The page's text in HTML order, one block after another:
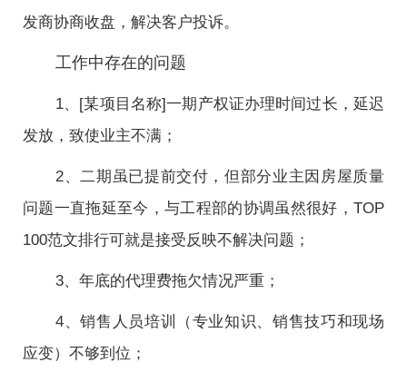
发商协商收盘，解决客户投诉。
工作中存在的问题
1、[某项目名称]一期产权证办理时间过长，延迟
发放，致使业主不满；
2、二期虽已提前交付，但部分业主因房屋质量
问题一直拖延至今，与工程部的协调虽然很好，TOP
100范文排行可就是接受反映不解决问题；
3、年底的代理费拖欠情况严重；
4、销售人员培训（专业知识、销售技巧和现场
应变）不够到位；